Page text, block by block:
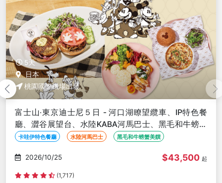
5天
日本
桃園國際機場出發
富士山‧東京迪士尼５日 - 河口湖瞭望纜車、IP特色餐
廳、澀谷展望台、水陸KABA河馬巴士、黑毛和牛螃蟹
美饌、季節採果
卡哇伊特色餐廳 水陸河馬巴士 黑毛和牛螃蟹美饌
2026/10/25 $43,500 起
(1,717)